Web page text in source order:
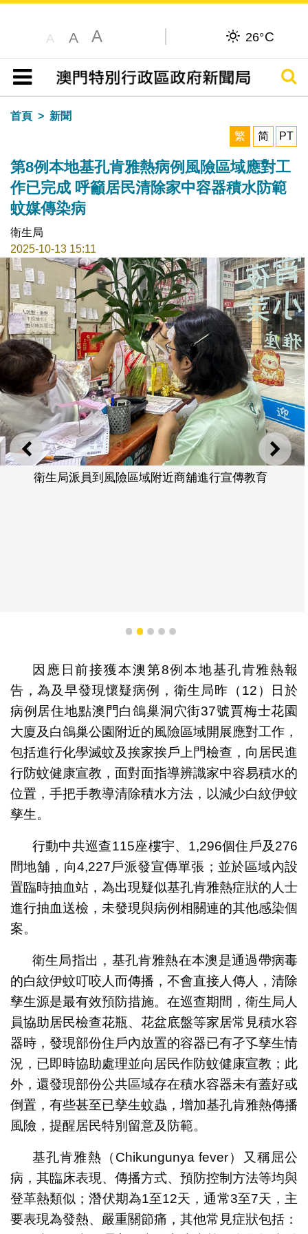
A A A 26°C
目錄
搜尋
首頁
新聞
繁
简 PT
第8例本地基孔肯雅熱病例風險區域應對工
作已完成 呼籲居民清除家中容器積水防範
蚊媒傳染病
衛生局
2025-10-13 15:11
上一則 下一
衛生局派員到風險區域附近商舖進行宣傳教育
1 2 3 4 5
因應日前接獲本澳第8例本地基孔肯雅熱報
告，為及早發現懷疑病例，衛生局昨（12）日於
病例居住地點澳門白鴿巢洞穴街37號賈梅士花園
大廈及白鴿巢公園附近的風險區域開展應對工作，
包括進行化學滅蚊及挨家挨戶上門檢查，向居民進
行防蚊健康宣教，面對面指導辨識家中容易積水的
位置，手把手教導清除積水方法，以減少白紋伊蚊
孳生。
行動中共巡查115座樓宇、1,296個住戶及276
間地舖，向4,227戶派發宣傳單張；並於區域內設
置臨時抽血站，為出現疑似基孔肯雅熱症狀的人士
進行抽血送檢，未發現與病例相關連的其他感染個
案。
衛生局指出，基孔肯雅熱在本澳是通過帶病毒
的白紋伊蚊叮咬人而傳播，不會直接人傳人，清除
孳生源是最有效預防措施。在巡查期間，衛生局人
員協助居民檢查花瓶、花盆底盤等家居常見積水容
器時，發現部份住戶內放置的容器已有孑孓孳生情
況，已即時協助處理並向居民作防蚊健康宣教；此
外，還發現部份公共區域存在積水容器未有蓋好或
倒置，有些甚至已孳生蚊蟲，增加基孔肯雅熱傳播
風險，提醒居民特別留意及防範。
基孔肯雅熱（Chikungunya fever）又稱屈公
病，其臨床表現、傳播方式、預防控制方法等均與
登革熱類似；潛伏期為1至12天，通常3至7天，主
要表現為發熱、嚴重關節痛，其他常見症狀包括：